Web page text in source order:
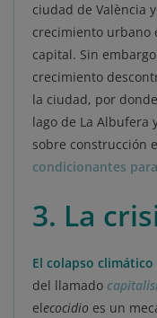
ciudad de València
crecimiento urbano
capital. Sin
crecimiento
la ciudad, por
lago de La Albufera
sobre construcción
condicionantes
3. La
El colapso climático
del llamado
elecocidio es un